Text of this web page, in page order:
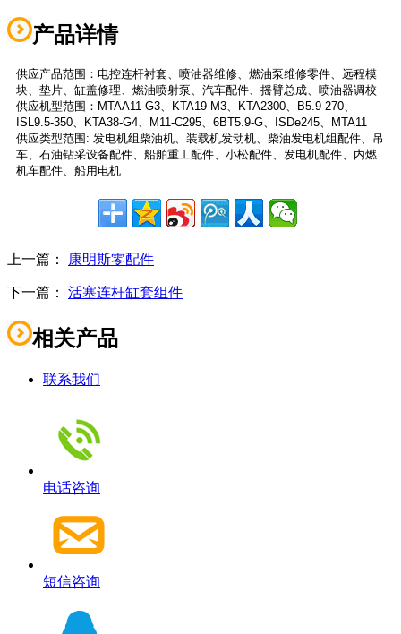
产品详情
供应产品范围：电控连杆衬套、喷油器维修、燃油泵维修零件、远程模
块、垫片、缸盖修理、燃油喷射泵、汽车配件、摇臂总成、喷油器调校
供应机型范围：MTAA11-G3、KTA19-M3、KTA2300、B5.9-270、
ISL9.5-350、KTA38-G4、M11-C295、6BT5.9-G、ISDe245、MTA11
供应类型范围: 发电机组柴油机、装载机发动机、柴油发电机组配件、吊
车、石油钻采设备配件、船舶重工配件、小松配件、发电机配件、内燃
机车配件、船用电机
上一篇： 康明斯零配件
下一篇： 活塞连杆缸套组件
相关产品
联系我们
电话咨询
短信咨询